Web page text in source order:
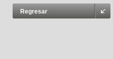
Regresar